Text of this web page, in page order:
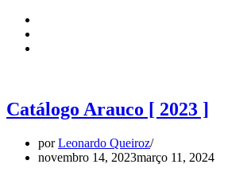
Catálogo Arauco [ 2023 ]
porLeonardo Queiroz
novembro 14, 2023março 11, 2024